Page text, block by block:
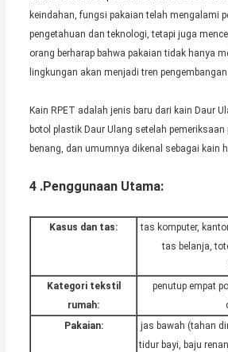
keindahan, fungsi pakaian telah mengalami
pengetahuan dan teknologi, tetapi juga
orang berharap bahwa pakaian tidak hanya
lingkungan akan menjadi tren
Kain RPET adalah jenis baru dari kain Daur
botol plastik Daur Ulang setelah
benang, dan umumnya dikenal sebagai kain
4 .Penggunaan Utama:
Kasus dan tas:
tas komputer,
tas belanja,
Kategori tekstil
rumah:
penutup empat
Pakaian:
jas bawah (tahan
tidur bayi, baju